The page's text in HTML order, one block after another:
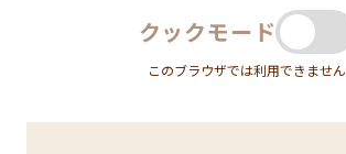
クックモード
このブラウザでは利用できません